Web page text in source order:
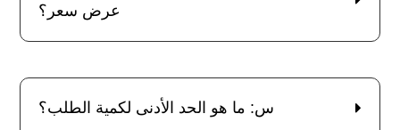
عرض سعر؟
س: ما هو الحد الأدنى لكمية الطلب؟